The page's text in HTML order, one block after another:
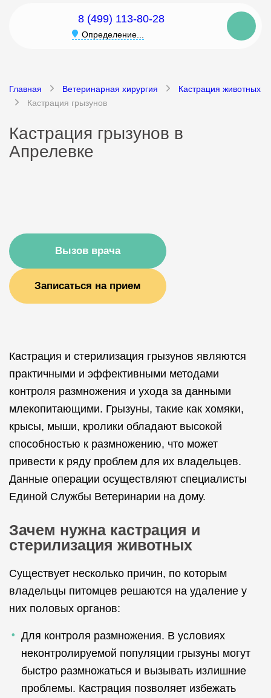
8 (499) 113-80-28
Определение...
Главная Ветеринарная хирургия
Кастрация животных
Кастрация грызунов
Кастрация грызунов в
Апрелевке
Вызов врача
Записаться на прием
Кастрация и стерилизация грызунов являются
практичными и эффективными методами
контроля размножения и ухода за данными
млекопитающими. Грызуны, такие как хомяки,
крысы, мыши, кролики обладают высокой
способностью к размножению, что может
привести к ряду проблем для их владельцев.
Данные операции осуществляют специалисты
Единой Службы Ветеринарии на дому.
Зачем нужна кастрация и
стерилизация животных
Существует несколько причин, по которым
владельцы питомцев решаются на удаление у
них половых органов:
Для контроля размножения. В условиях
неконтролируемой популяции грызуны могут
быстро размножаться и вызывать излишние
проблемы. Кастрация позволяет избежать